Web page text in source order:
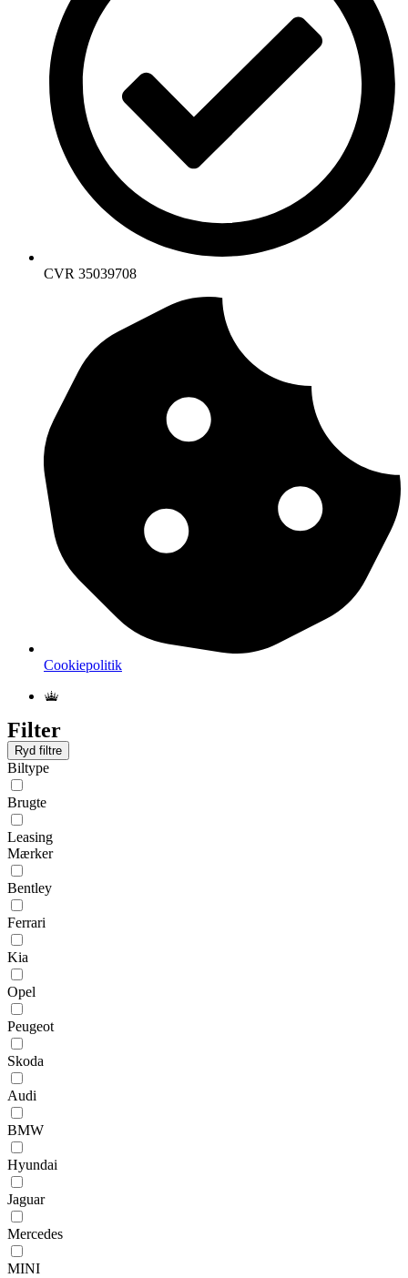
CVR 35039708
Cookiepolitik
Filter
Ryd filtre
Biltype
Brugte
Leasing
Mærker
Bentley
Ferrari
Kia
Opel
Peugeot
Skoda
Audi
BMW
Hyundai
Jaguar
Mercedes
MINI